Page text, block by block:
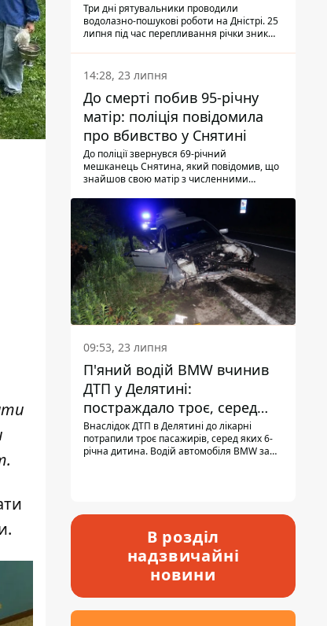
Три дні рятувальники проводили
водолазно-пошукові роботи на Дністрі. 25
липня під час перепливання річки зник
виявили тіло.
14:28, 23 липня
До смерті побив 95-річну
матір: поліція повідомила
про вбивство у Снятині
До поліції звернувся 69-річний
мешканець Снятина, який повідомив, що
знайшов свою матір з численними
з'ясували правоохоронці, ці травми жінці
наніс її син.
09:53, 23 липня
П'яний водій BMW вчинив
ДТП у Делятині:
постраждало троє, серед
них - дитина
Внаслідок ДТП в Делятині до лікарні
потрапили троє пасажирів, серед яких 6-
річна дитина. Водій автомобіля BMW за
В розділ
надзвичайні
новини